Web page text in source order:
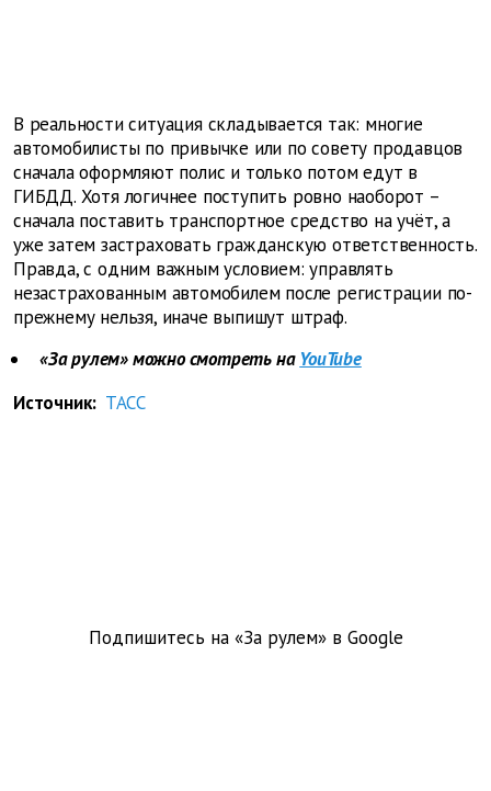
В реальности ситуация складывается так: многие
автомобилисты по привычке или по совету продавцов
сначала оформляют полис и только потом едут в
ГИБДД. Хотя логичнее поступить ровно наоборот –
сначала поставить транспортное средство на учёт, а
уже затем застраховать гражданскую ответственность.
Правда, с одним важным условием: управлять
незастрахованным автомобилем после регистрации по-
прежнему нельзя, иначе выпишут штраф.
«За рулем» можно смотреть на YouTube
Источник: ТАСС
Подпишитесь на «За рулем» в Google